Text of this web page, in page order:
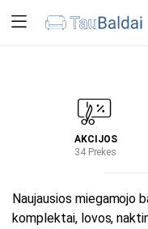
AKCIJOS
34 Prekes
Naujausios miegamojo
komplektai, lovos,